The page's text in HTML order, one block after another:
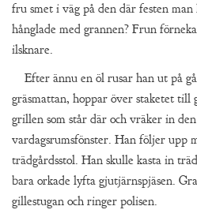
fru smet i väg på den där festen
hånglade med grannen? Frun
ilsknare.
Efter ännu en öl rusar han ut på
gräsmattan, hoppar över staketet till
grillen som står där och vräker in
vardagsrumsfönster. Han följer upp
trädgårdsstol. Han skulle kasta in
bara orkade lyfta gjutjärnspjäsen.
gillestugan och ringer polisen.